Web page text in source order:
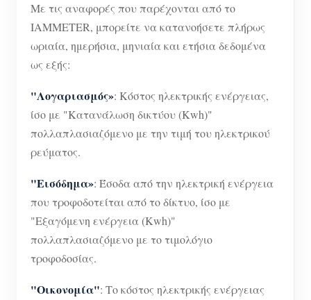
Με τις αναφορές που παρέχονται από το
IAMMETER, μπορείτε να κατανοήσετε πλήρως
ωριαία, ημερήσια, μηνιαία και ετήσια δεδομένα
ως εξής:
"Λογαριασμός»: Κόστος ηλεκτρικής ενέργειας,
ίσο με "Κατανάλωση δικτύου (Kwh)"
πολλαπλασιαζόμενο με την τιμή του ηλεκτρικού
ρεύματος.
"Εισόδημα»: Έσοδα από την ηλεκτρική ενέργεια
που τροφοδοτείται από το δίκτυο, ίσο με
"Εξαγόμενη ενέργεια (Kwh)"
πολλαπλασιαζόμενο με το τιμολόγιο
τροφοδοσίας.
"Οικονομία": Το κόστος ηλεκτρικής ενέργειας